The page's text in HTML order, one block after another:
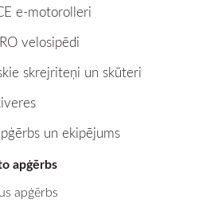
e-motorolleri
velosipēdi
skrejriteņi un skūteri
un ekipējums
apģērbs
apģērbs